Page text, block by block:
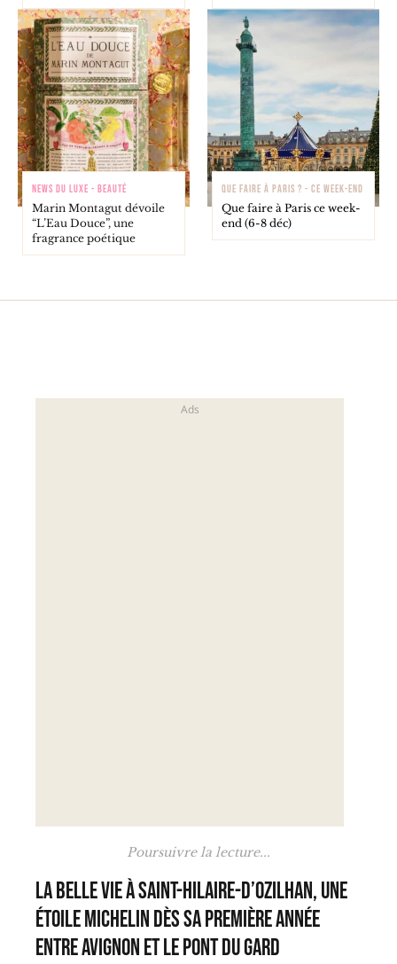
NEWS DU LUXE - BEAUTÉ
Marin Montagut dévoile
“L’Eau Douce”, une
fragrance poétique
QUE FAIRE À PARIS ? - CE WEEK-END
Que faire à Paris ce week-
end (6-8 déc)
Poursuivre la lecture...
La Belle Vie à Saint-Hilaire-d’Ozilhan, une
étoile Michelin dès sa première année
entre Avignon et le Pont du Gard